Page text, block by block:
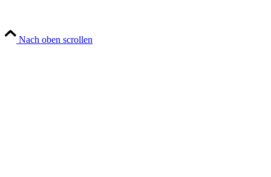
Nach oben scrollen